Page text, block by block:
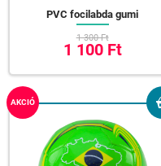
PVC focilabda gumi
1 300 Ft
1 100 Ft
AKCIÓ